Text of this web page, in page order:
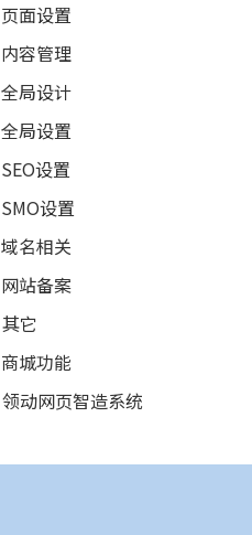
页面设置
内容管理
全局设计
全局设置
SEO设置
SMO设置
域名相关
网站备案
其它
商城功能
领动网页智造系统